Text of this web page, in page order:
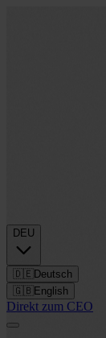
DEU
🇩🇪 Deutsch
🇬🇧 English
Direkt zum CEO